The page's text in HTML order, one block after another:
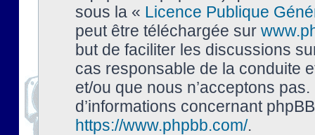
sous la « Licence Publique
peut être téléchargée sur
but de faciliter les discussions
cas responsable de la conduite
et/ou que nous n’acceptons
d’informations concernant
https://www.phpbb.com/.